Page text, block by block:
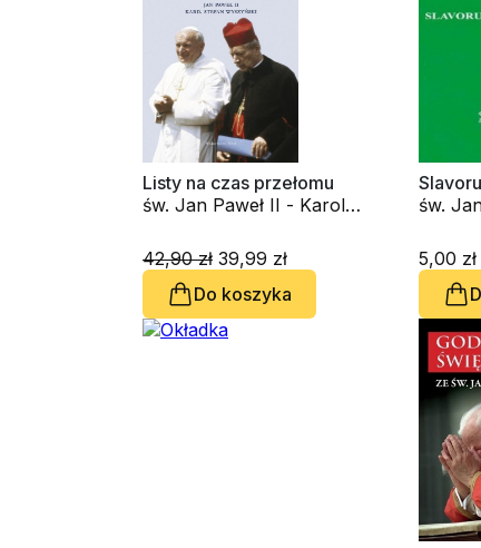
Listy na czas przełomu
św. Jan Paweł II - Karol
Wyszyński
42,90 zł 39,99 zł
Do koszyka
św.
5,00 zł